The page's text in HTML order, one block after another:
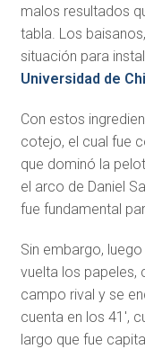
malos resultados
tabla. Los
situación para
Universidad de
Con estos
cotejo, el cual fue
que dominó la
el arco de Daniel
fue fundamental
Sin embargo,
vuelta los papeles,
campo rival y se
cuenta en los 41′,
largo que fue